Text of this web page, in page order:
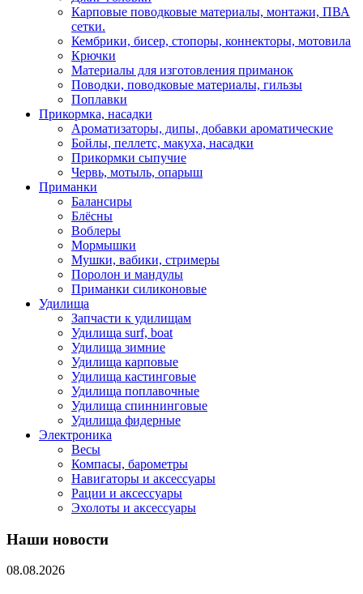
Карповые поводковые материалы, монтажи, ПВА
сетки.
Кембрики, бисер, стопоры, коннекторы, мотовила
Крючки
Материалы для изготовления приманок
Поводки, поводковые материалы, гильзы
Поплавки
Прикормка, насадки
Ароматизаторы, дипы, добавки ароматические
Бойлы, пеллетс, макуха, насадки
Прикормки сыпучие
Червь, мотыль, опарыш
Приманки
Балансиры
Блёсны
Воблеры
Мормышки
Мушки, вабики, стримеры
Поролон и мандулы
Приманки силиконовые
Удилища
Запчасти к удилищам
Удилища surf, boat
Удилища зимние
Удилища карповые
Удилища кастинговые
Удилища поплавочные
Удилища спиннинговые
Удилища фидерные
Электроника
Весы
Компасы, барометры
Навигаторы и аксессуары
Рации и аксессуары
Эхолоты и аксессуары
Наши новости
08.08.2026